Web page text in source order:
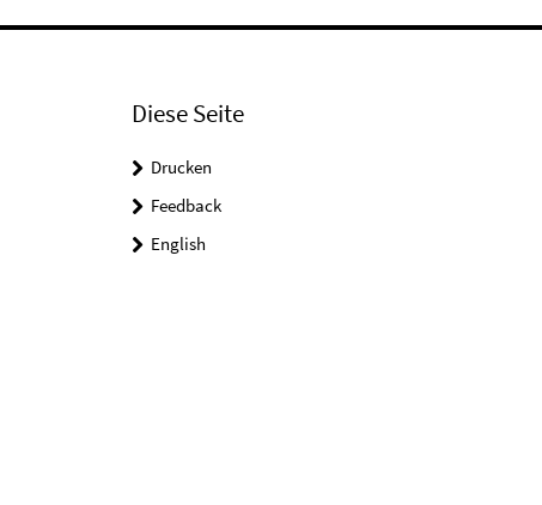
Diese Seite
Drucken
Feedback
English